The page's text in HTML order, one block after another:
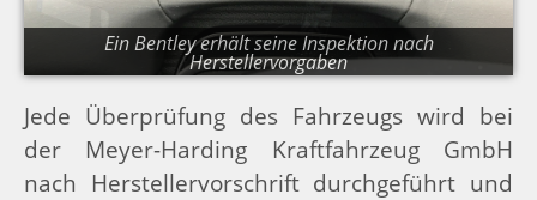
Ein Bentley erhält seine Inspektion nach
Herstellervorgaben
Jede Überprüfung des Fahrzeugs wird bei
der Meyer-Harding Kraftfahrzeug GmbH
nach Herstellervorschrift durchgeführt und